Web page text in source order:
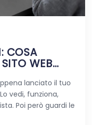
COSA
WEB
lanciato il tuo
vedi, funziona,
Poi però guardi le